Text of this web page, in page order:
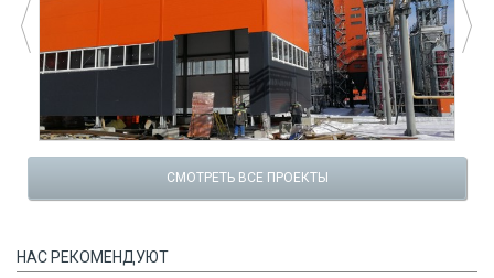
СМОТРЕТЬ ВСЕ ПРОЕКТЫ
НАС РЕКОМЕНДУЮТ